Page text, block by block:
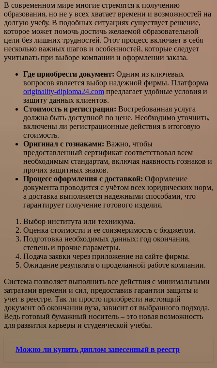
В современном мире многие стремятся к получению
образования, но не у всех хватает времени и возможностей на
долгую учебу. В подобных ситуациях существует решение,
которое может помочь достичь желаемой образовательной
цели без лишних трудностей. Этот процесс включает в себя
несколько важных шагов и особенностей, которые следует
учитывать при выборе компании и оформлении заказа.
Где приобрести документ: Одним из ключевых
вопросов является выбор надежной фирмы. Платформа
originality-diploma24.com предлагает удобные условия и
защиту данных клиентов.
Стоимость и регистрация: Востребованная услуга
должна быть доступной по цене. Необходимо уточнить,
включены ли регистрационные действия в итоговую
стоимость.
Оригинал с гознаками: Важно, чтобы
предоставленный сертификат соответствовал всем
необходимым стандартам, включая наявность гознаков и
прочих защитных знаков.
Процесс оформления с доставкой: Оформление
документа проводится с учётом всех юридических норм,
а доставка выполняется надежными способами, что
гарантирует получение готового изделия.
Выбор института или техникума.
Оценка стоимости и ее соизмеримость с бюджетом.
Подготовка необходимых данных: год окончания,
степень и прочие параметры.
Подача заявки через приложение на сайте фирмы.
Ожидание результата о проделанной работе компании.
Система позволяет выполнить все действия с минимальными
затратами времени и сил, предоставив гарантии защиты и
учет в реестре. Так ли просто приобрести настоящий
документ об окончании вуза, зависит от выбранного подхода.
Ведь готовый бумажный носитель – это новая возможность
для развития карьеры и студенческой учебы.
Можно ли купить диплом занесенный в реестр